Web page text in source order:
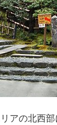
アの北西